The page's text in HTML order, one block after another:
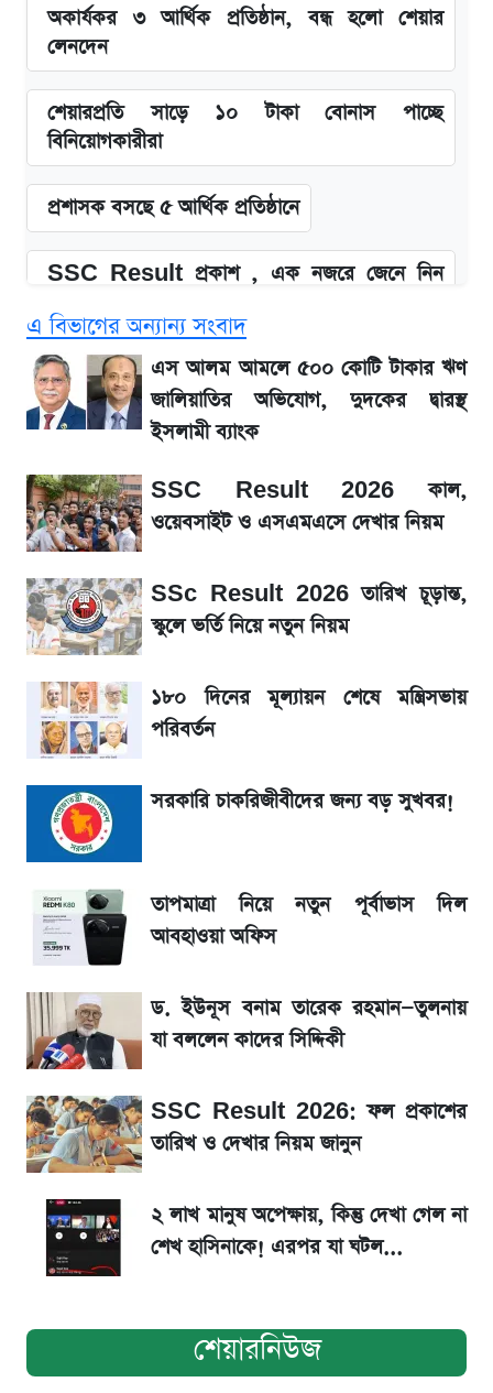
অকার্যকর ৩ আর্থিক প্রতিষ্ঠান, বন্ধ হলো শেয়ার
লেনদেন
শেয়ারপ্রতি সাড়ে ১০ টাকা বোনাস পাচ্ছে
বিনিয়োগকারীরা
প্রশাসক বসছে ৫ আর্থিক প্রতিষ্ঠানে
SSC Result প্রকাশ , এক নজরে জেনে নিন
SSC Result 2026 প্রকাশ সোমবার,
ওয়েবসাইট ও এসএমএসে জানার নিয়ম
তদন্তে যেসব বিষয়
উত্থান-পতনের দোলাচলে শেয়ারবাজার, লেনদেনের
শীর্ষে যে ১০ কোম্পানি
SSC Result প্রকাশ ১০টায়, নতুন এসএমএস
নম্বরসহ জানুন যেভাবে
SSC Result 2026 কাল, ওয়েবসাইট ও
মার্কশিটসহ এসএসসি ফল দেখুন এক ক্লিকে, জানুন
পুরো নিয়ম
মুনাফা বৃদ্ধির ধারায় ইসলামী ইন্স্যুরেন্স, ছয় মাসের
হিসাব প্রকাশ
এসএসসির ফল প্রকাশ, বোর্ডভিত্তিক পাসের হার
দেখুন একনজরে
রাজশাহী বিভাগের ২০ কলেজের তালিকা এক নজরে
করবেন না
এ বিভাগের অন্যান্য সংবাদ
এস আলম আমলে ৫০০ কোটি টাকার ঋণ
জালিয়াতির অভিযোগ, দুদকের দ্বারস্থ
ইসলামী ব্যাংক
SSC Result 2026 কাল,
ওয়েবসাইট ও এসএমএসে দেখার নিয়ম
SSc Result 2026 তারিখ চূড়ান্ত,
স্কুলে ভর্তি নিয়ে নতুন নিয়ম
১৮০ দিনের মূল্যায়ন শেষে মন্ত্রিসভায়
পরিবর্তন
সরকারি চাকরিজীবীদের জন্য বড় সুখবর!
তাপমাত্রা নিয়ে নতুন পূর্বাভাস দিল
আবহাওয়া অফিস
ড. ইউনূস বনাম তারেক রহমান—তুলনায়
যা বললেন কাদের সিদ্দিকী
SSC Result 2026: ফল প্রকাশের
তারিখ ও দেখার নিয়ম জানুন
২ লাখ মানুষ অপেক্ষায়, কিন্তু দেখা গেল না
শেখ হাসিনাকে! এরপর যা ঘটল...
শেয়ারনিউজ